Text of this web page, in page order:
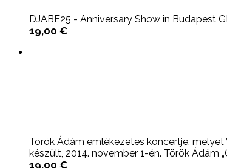
DJABE25 - Anniversary Show in Budapest
19,00 €
Török Ádám emlékezetes koncertje,
készült, 2014. november 1-én. Török Ádám
19,00 €